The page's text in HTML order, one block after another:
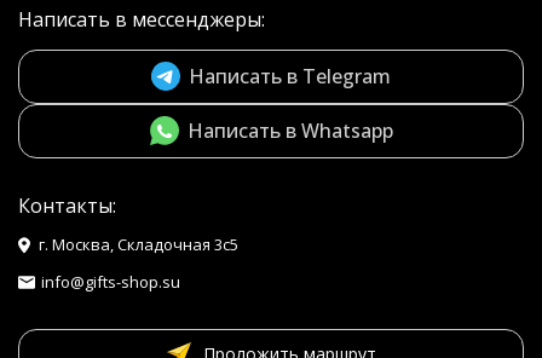
Написать в мессенджеры:
Написать в Telegram
Написать в Whatsapp
Контакты:
г. Москва, Складочная 3с5
info@gifts-shop.su